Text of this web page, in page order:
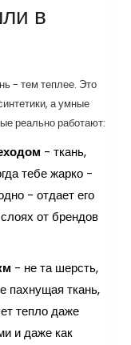
в
- тем теплее. Это
а умные
реально работают:
- ткань,
тебе жарко -
- отдает его
от брендов
- не та шерсть,
пахнущая ткань,
тепло даже
и даже как